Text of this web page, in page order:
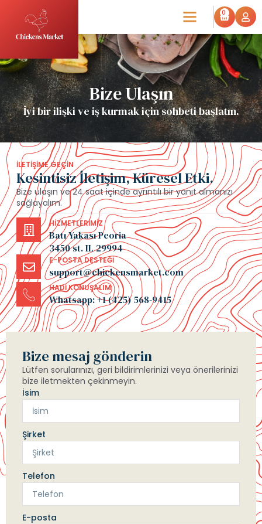
0
Bize Ulaşın
İyi bir ilişki ve iş kurmak için sohbeti başlatın.
İLETIŞIME GEÇIN
Kesintisiz İletişim, Küresel Etki.
Bize ulaşın ve 24 saat içinde ayrıntılı bir yanıt almanızı
sağlayalım.
HIZMETLERIMIZ
Batı Yakası Peoria
3450 st. IL 29994
E-POSTA DESTEĞI
support@chickensmarket.com
HADI KONUŞALIM
Whatsapp: +1 (425) 568-9415
Bize mesaj gönderin
Lütfen sorularınızı, geri bildirimlerinizi veya önerilerinizi
bize iletmekten çekinmeyin.
İsim
Şirket
Telefon
E-posta